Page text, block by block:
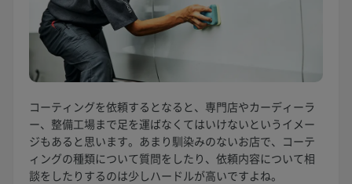
コーティングを依頼するとなると、専門店やカーディーラ
ー、整備工場まで足を運ばなくてはいけないというイメー
ジもあると思います。あまり馴染みのないお店で、コーテ
ィングの種類について質問をしたり、依頼内容について相
談をしたりするのは少しハードルが高いですよね。